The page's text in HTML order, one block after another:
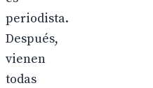
periodista.
Después,
vienen
todas